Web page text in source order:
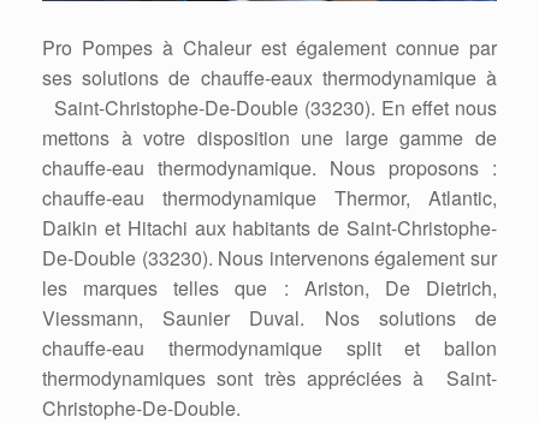
Pro Pompes à Chaleur est également connue par
ses solutions de chauffe-eaux thermodynamique à
Saint-Christophe-De-Double (33230). En effet nous
mettons à votre disposition une large gamme de
chauffe-eau thermodynamique. Nous proposons :
chauffe-eau thermodynamique Thermor, Atlantic,
Daikin et Hitachi aux habitants de Saint-Christophe-
De-Double (33230). Nous intervenons également sur
les marques telles que : Ariston, De Dietrich,
Viessmann, Saunier Duval. Nos solutions de
chauffe-eau thermodynamique split et ballon
thermodynamiques sont très appréciées à Saint-
Christophe-De-Double.